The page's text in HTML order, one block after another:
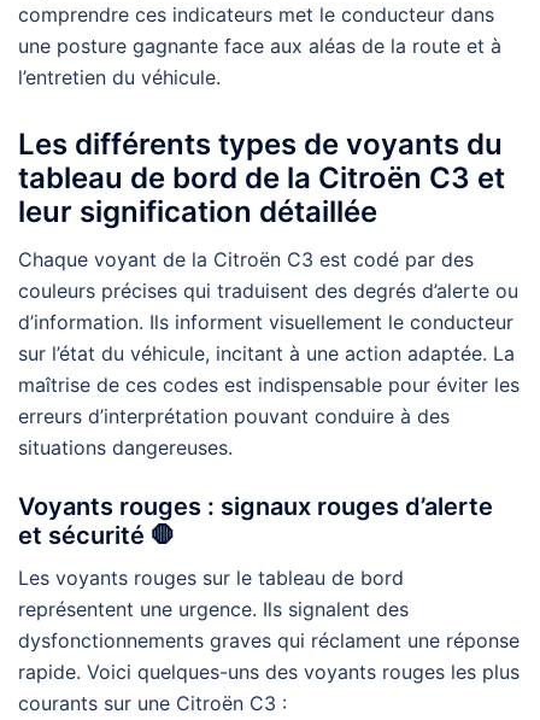
comprendre ces indicateurs met le conducteur dans
une posture gagnante face aux aléas de la route et à
l’entretien du véhicule.
Les différents types de voyants du
tableau de bord de la Citroën C3 et
leur signification détaillée
Chaque voyant de la Citroën C3 est codé par des
couleurs précises qui traduisent des degrés d’alerte ou
d’information. Ils informent visuellement le conducteur
sur l’état du véhicule, incitant à une action adaptée. La
maîtrise de ces codes est indispensable pour éviter les
erreurs d’interprétation pouvant conduire à des
situations dangereuses.
Voyants rouges : signaux rouges d’alerte
et sécurité 🛑
Les voyants rouges sur le tableau de bord
représentent une urgence. Ils signalent des
dysfonctionnements graves qui réclament une réponse
rapide. Voici quelques-uns des voyants rouges les plus
courants sur une Citroën C3 :